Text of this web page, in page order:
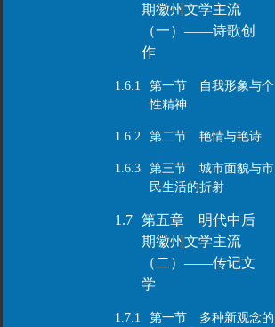
期徽州文学主流
（一）——诗歌创
作
1.6.1
第一节 自我形象与个
性精神
1.6.2 第二节 艳情与艳诗
1.6.3
第三节 城市面貌与市
民生活的折射
1.7
第五章 明代中后
期徽州文学主流
（二）——传记文
学
1.7.1
第一节 多种新观念的